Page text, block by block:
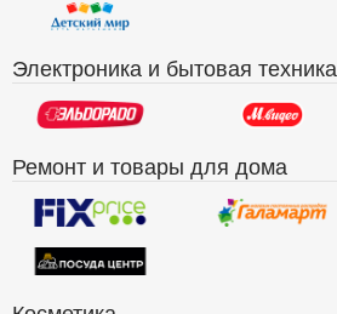
Электроника и бытовая техника
Ремонт и товары для дома